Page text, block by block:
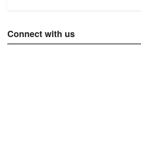
Connect with us